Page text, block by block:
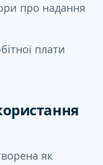
про надання
плати
як